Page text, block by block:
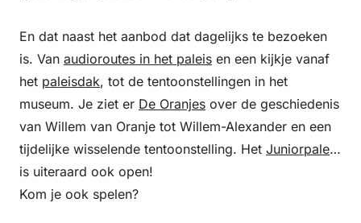
En dat naast het aanbod dat dagelijks te bezoeken
is. Van audioroutes in het paleis en een kijkje vanaf
het paleisdak, tot de tentoonstellingen in het
museum. Je ziet er De Oranjes over de geschiedenis
van Willem van Oranje tot Willem-Alexander en een
tijdelijke wisselende tentoonstelling. Het Juniorpaleis
is uiteraard ook open!
Kom je ook spelen?